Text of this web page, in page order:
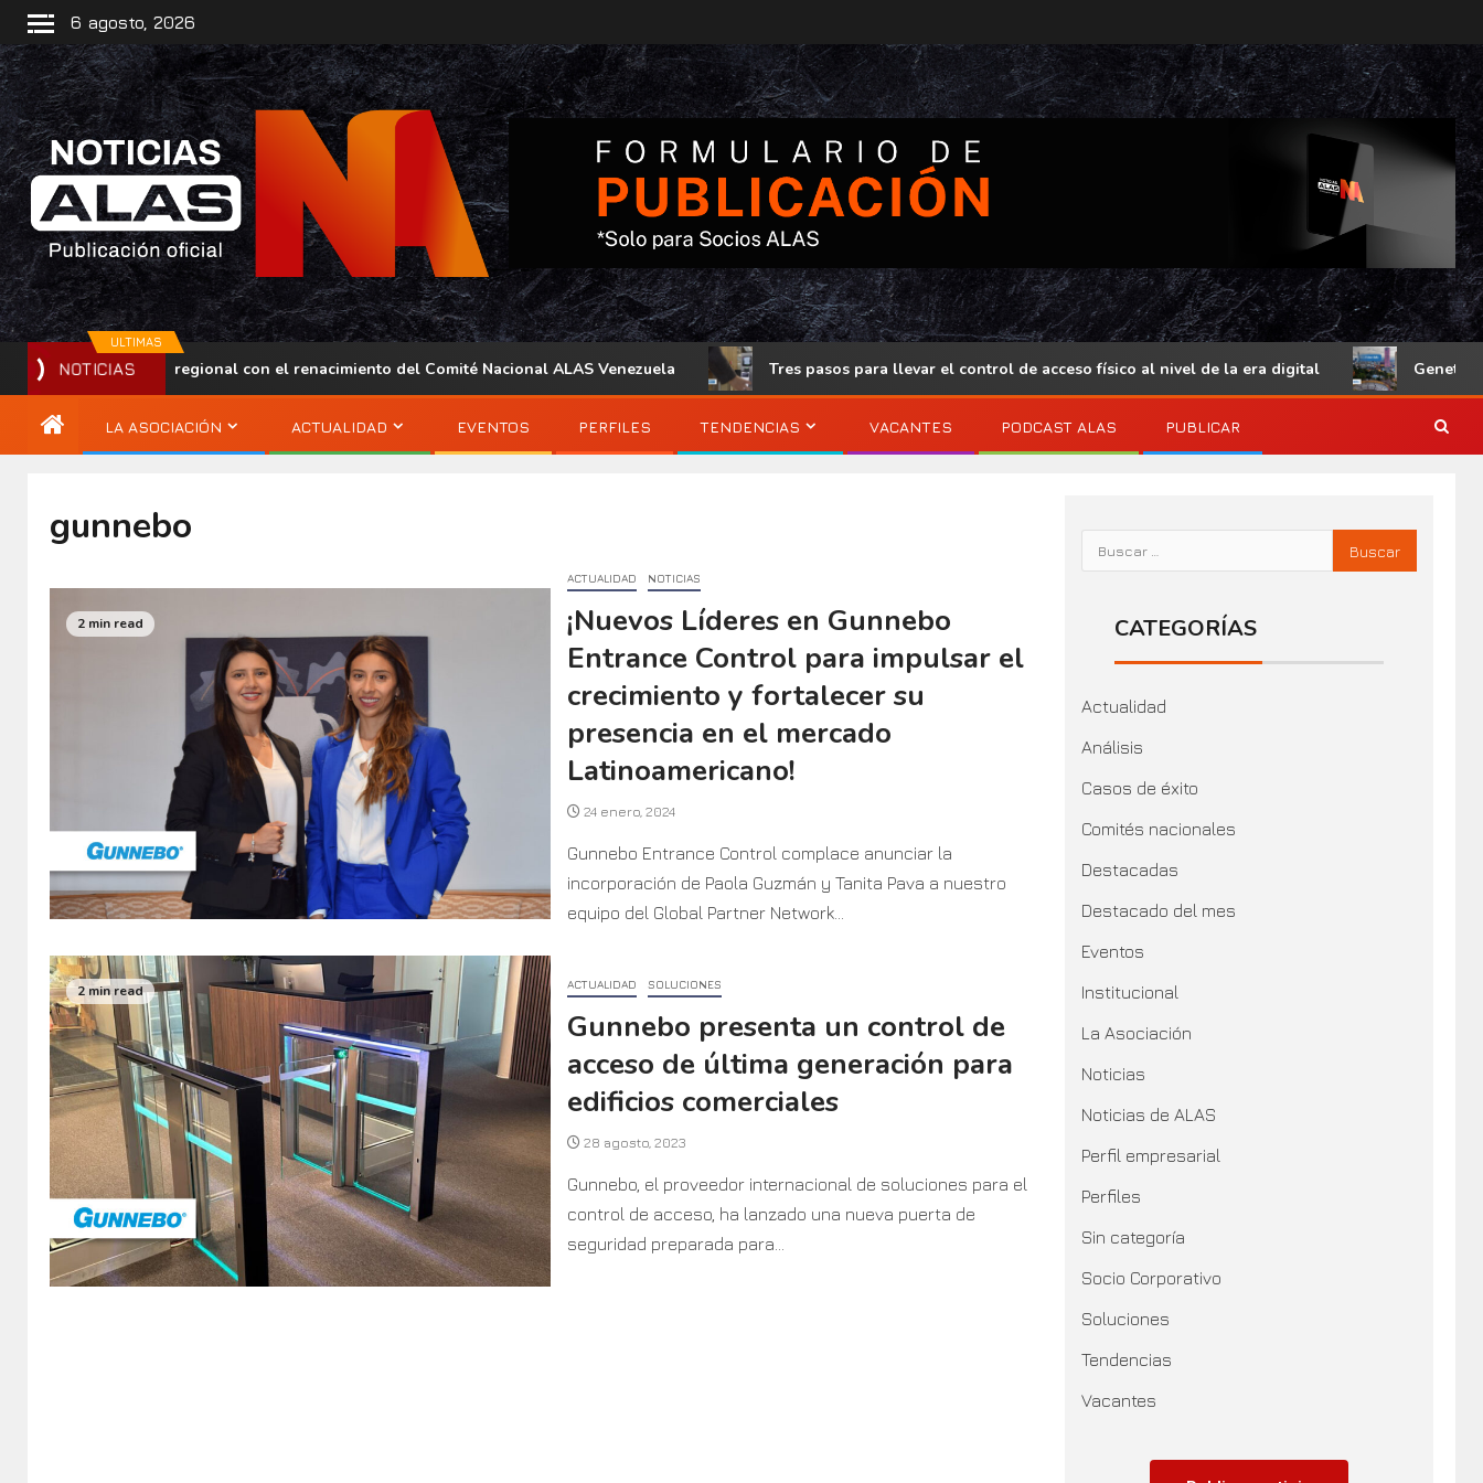
6 agosto, 2026
ULTIMAS
NOTICIAS
su presencia regional con el renacimiento del Comité Nacional ALAS Venezuela Tres pasos para llevar el control de acceso físico al nivel de la era digital Genetec
LA ASOCIACIÓN ACTUALIDAD EVENTOS PERFILES TENDENCIAS VACANTES PODCAST ALAS PUBLICAR
gunnebo
2 min read
ACTUALIDAD NOTICIAS
¡Nuevos Líderes en Gunnebo
Entrance Control para impulsar el
crecimiento y fortalecer su
presencia en el mercado
Latinoamericano!
24 enero, 2024
Gunnebo Entrance Control complace anunciar la
incorporación de Paola Guzmán y Tanita Pava a nuestro
equipo del Global Partner Network...
2 min read ACTUALIDAD SOLUCIONES
Gunnebo presenta un control de
acceso de última generación para
edificios comerciales
28 agosto, 2023
Gunnebo, el proveedor internacional de soluciones para el
control de acceso, ha lanzado una nueva puerta de
seguridad preparada para...
CATEGORÍAS
Actualidad
Análisis
Casos de éxito
Comités nacionales
Destacadas
Destacado del mes
Eventos
Institucional
La Asociación
Noticias
Noticias de ALAS
Perfil empresarial
Perfiles
Sin categoría
Socio Corporativo
Soluciones
Tendencias
Vacantes